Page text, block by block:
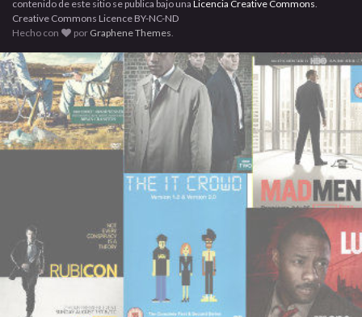
contenido de este sitio se publica bajo una Licencia Creative Commons.
Creative Commons Licence BY-NC-ND
Hecho con
por Graphene Themes.